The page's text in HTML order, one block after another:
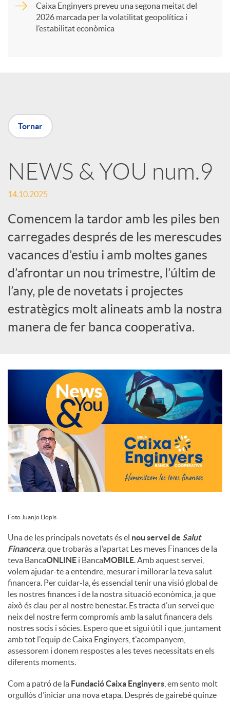
X
r
x
e
s
S
c
a
l
s
Caixa Enginyers preveu una segona meitat del
2026 marcada per la volatilitat geopolítica i
l’estabilitat econòmica
Tornar
NEWS & YOU num.9
14.10.2025
Comencem la tardor amb les piles ben
carregades després de les merescudes
vacances d’estiu i amb moltes ganes
d’afrontar un nou trimestre, l’últim de
l’any, ple de novetats i projectes
estratègics molt alineats amb la nostra
manera de fer banca cooperativa.
Foto Juanjo Llopis
Una de les principals novetats és el nou servei de Salut
Financera, que trobaràs a l’apartat Les meves Finances de la
teva BancaONLINE i BancaMOBILE. Amb aquest servei,
volem ajudar-te a entendre, mesurar i millorar la teva salut
financera. Per cuidar-la, és essencial tenir una visió global de
les nostres finances i de la nostra situació econòmica, ja que
això és clau per al nostre benestar. Es tracta d’un servei que
neix del nostre ferm compromís amb la salut financera dels
nostres socis i sòcies. Espero que et sigui útil i que, juntament
amb tot l'equip de Caixa Enginyers, t'acompanyem,
assessorem i donem respostes a les teves necessitats en els
diferents moments.
Com a patró de la Fundació Caixa Enginyers , em sento molt
orgullós d’iniciar una nova etapa. Després de gairebé quinze